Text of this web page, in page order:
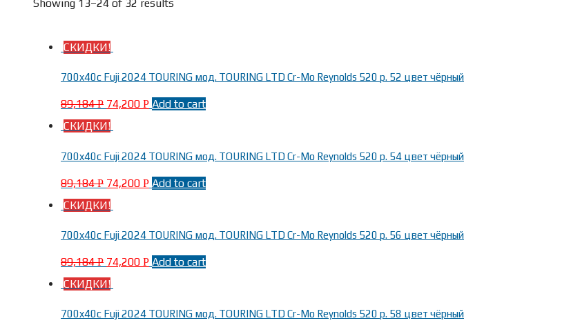
Showing 13–24 of 32 results
СКИДКИ!
700x40c Fuji 2024 TOURING мод. TOURING LTD Cr-Mo Reynolds 520 р. 52 цвет чёрный
89,184Р 74,200 Р Add to cart
СКИДКИ!
700x40c Fuji 2024 TOURING мод. TOURING LTD Cr-Mo Reynolds 520 р. 54 цвет чёрный
89,184Р 74,200 Р Add to cart
СКИДКИ!
700x40c Fuji 2024 TOURING мод. TOURING LTD Cr-Mo Reynolds 520 р. 56 цвет чёрный
89,184Р 74,200 Р Add to cart
СКИДКИ!
700x40c Fuji 2024 TOURING мод. TOURING LTD Cr-Mo Reynolds 520 р. 58 цвет чёрный